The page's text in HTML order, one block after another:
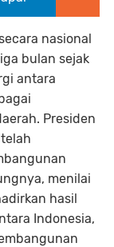
nasional
bulan sejak
antara
Presiden
menilai
hasil
Indonesia,